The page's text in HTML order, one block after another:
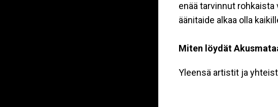
enää tarvinnut
äänitaide alkaa olla
Miten löydät
Yleensä artistit ja